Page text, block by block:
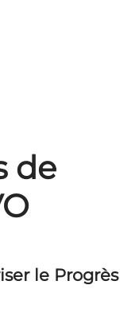
de
le Progrès